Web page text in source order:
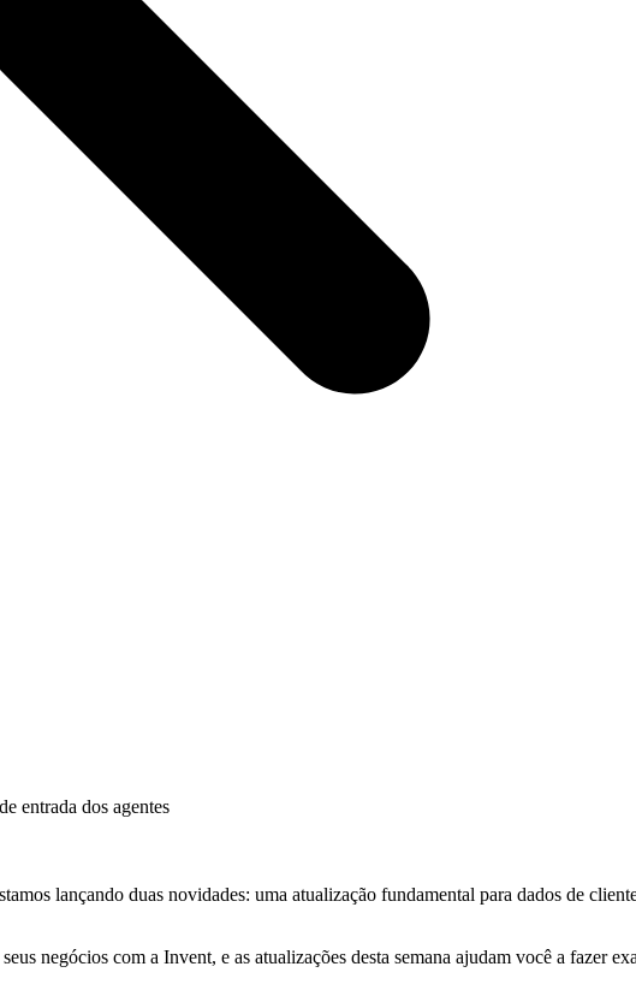
entrada dos agentes
lançando duas novidades: uma atualização fundamental para dados de
negócios com a Invent, e as atualizações desta semana ajudam você a fazer